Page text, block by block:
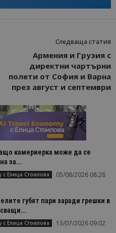
Следваща статия
Армения и Грузия с
директни чартърни
полети от София и Варна
през август и септември
камериерка може да се
за...
с Елица Стоилова 05/08/2026 08:28
губят пари заради грешки в
с Елица Стоилова 13/07/2026 09:02